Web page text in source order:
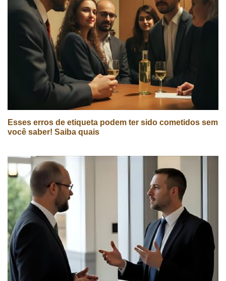
Esses erros de etiqueta podem ter sido cometidos sem
você saber! Saiba quais